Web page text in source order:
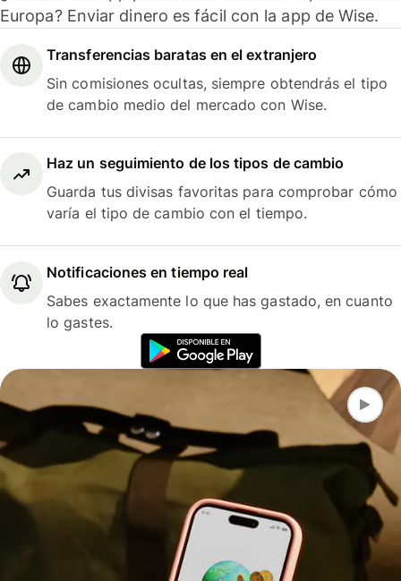
Europa? Enviar dinero es fácil con la app de Wise.
Transferencias baratas en el extranjero
Sin comisiones ocultas, siempre obtendrás el tipo
de cambio medio del mercado con Wise.
Haz un seguimiento de los tipos de cambio
Guarda tus divisas favoritas para comprobar cómo
varía el tipo de cambio con el tiempo.
Notificaciones en tiempo real
Sabes exactamente lo que has gastado, en cuanto
lo gastes.